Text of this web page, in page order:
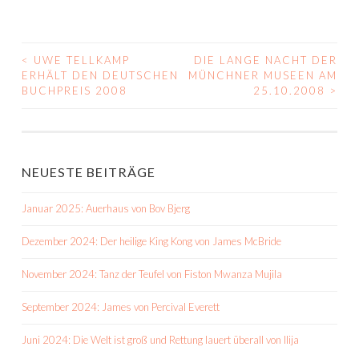
BEITRAGS-
NAVIGATION
<
UWE TELLKAMP
ERHÄLT DEN DEUTSCHEN
BUCHPREIS 2008
DIE LANGE NACHT DER
MÜNCHNER MUSEEN AM
25.10.2008
>
NEUESTE BEITRÄGE
Januar 2025: Auerhaus von Bov Bjerg
Dezember 2024: Der heilige King Kong von James McBride
November 2024: Tanz der Teufel von Fiston Mwanza Mujila
September 2024: James von Percival Everett
Juni 2024: Die Welt ist groß und Rettung lauert überall von Ilija